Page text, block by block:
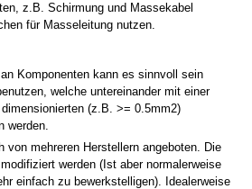
z.B. Schirmung und Massekabel
für Masseleitung nutzen.
Komponenten kann es sinnvoll sein
welche untereinander mit einer
(z.B. >= 0.5mm2)
werden.
von mehreren Herstellern angeboten. Die
werden (Ist aber normalerweise
einfach zu bewerkstelligen). Idealerweise